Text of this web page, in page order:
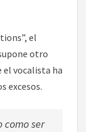
el
otro
el vocalista ha
excesos.
como ser